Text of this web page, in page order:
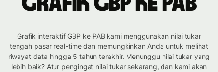
Grafik interaktif GBP ke PAB kami menggunakan nilai tukar
tengah pasar real-time dan memungkinkan Anda untuk melihat
riwayat data hingga 5 tahun terakhir. Menunggu nilai tukar yang
lebih baik? Atur pengingat nilai tukar sekarang, dan kami akan